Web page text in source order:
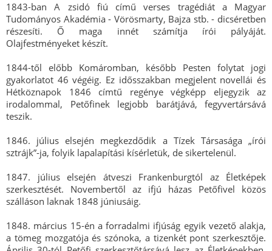
1843-ban A zsidó fiú című verses tragédiát a Magyar
Tudományos Akadémia - Vörösmarty, Bajza stb. - dicséretben
részesíti. Ő maga innét számítja írói pályáját.
Olajfestményeket készít.
1844-től előbb Komáromban, később Pesten folytat jogi
gyakorlatot 46 végéig. Ez idősszakban megjelent novellái és
Hétköznapok 1846 címtű regénye végképp eljegyzik az
irodalommal, Petőfinek legjobb barátjává, fegyvertársává
teszik.
1846. július elsején megkezdődik a Tízek Társasága „írói
sztrájk”-ja, folyik lapalapítási kísérletük, de sikertelenül.
1847. július elsején átveszi Frankenburgtól az Életképek
szerkesztését. Novembertől az ifjú házas Petőfivel közös
szálláson laknak 1848 júniusáig.
1848. március 15-én a forradalmi ifjúság egyik vezető alakja,
a tömeg mozgatója és szónoka, a tizenkét pont szerkesztője.